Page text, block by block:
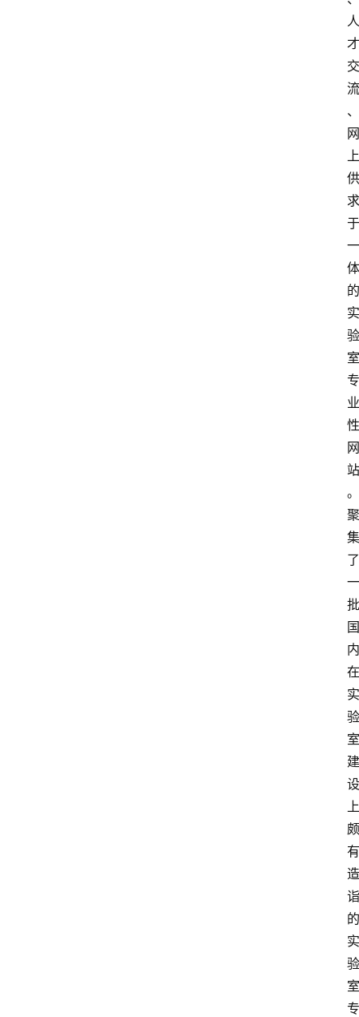
人
才
交
流
、
网
上
供
求
于
一
体
的
实
验
室
专
业
性
网
站
。
聚
集
了
一
批
国
内
在
实
验
室
建
设
上
颇
有
造
诣
的
实
验
室
专